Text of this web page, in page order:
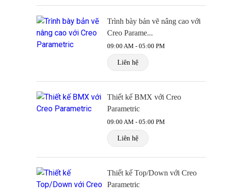
Trình bày bản vẽ nâng cao với
Creo Parame...
09:00 AM - 05:00 PM
Liên hệ
Thiết kế BMX với Creo
Parametric
09:00 AM - 05:00 PM
Liên hệ
Thiết kế Top/Down với Creo
Parametric